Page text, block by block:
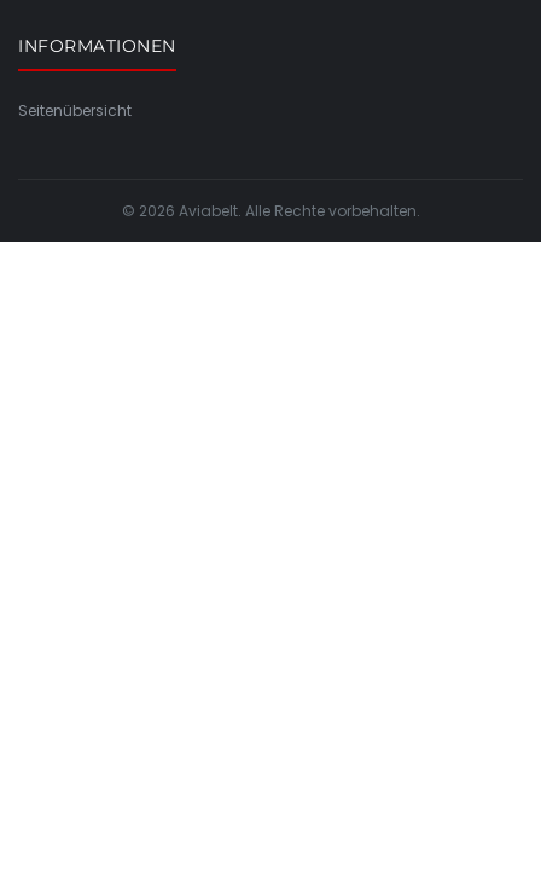
INFORMATIONEN
Seitenübersicht
© 2026 Aviabelt. Alle Rechte vorbehalten.